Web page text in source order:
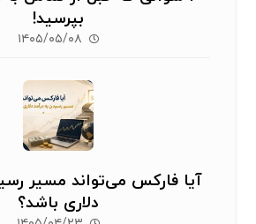
بپرسید!
۱۴۰۵/۰۵/۰۸
آیا فارکس می‌تواند مسیر
دلاری باشد؟